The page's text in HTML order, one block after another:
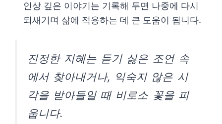
인상 깊은 이야기는 기록해 두면 나중에 다시
되새기며 삶에 적용하는 데 큰 도움이 됩니다.
진정한 지혜는 듣기 싫은 조언 속
에서 찾아내거나, 익숙지 않은 시
각을 받아들일 때 비로소 꽃을 피
웁니다.